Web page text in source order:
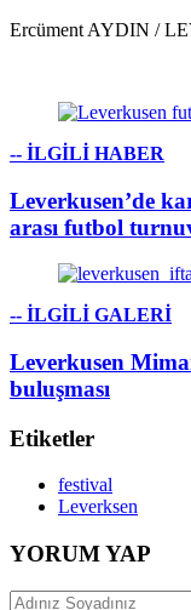
Ercüment AYDIN /
-- İLGİLİ HABER
Leverkusen’de
arası futbol
-- İLGİLİ GALERİ
Leverkusen
buluşması
Etiketler
festival
Leverksen
YORUM YAP